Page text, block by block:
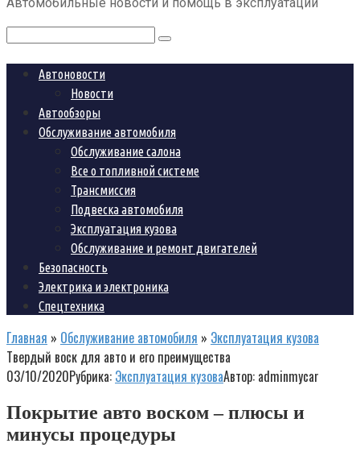
Поиск:
Автоновости
Новости
Автообзоры
Обслуживание автомобиля
Обслуживание салона
Все о топливной системе
Трансмиссия
Подвеска автомобиля
Эксплуатация кузова
Обслуживание и ремонт двигателей
Безопасность
Электрика и электроника
Спецтехника
Главная » Обслуживание автомобиля » Эксплуатация кузова
Твердый воск для авто и его преимущества
03/10/2020Рубрика: Эксплуатация кузоваАвтор: adminmycar
Покрытие авто воском – плюсы и
минусы процедуры